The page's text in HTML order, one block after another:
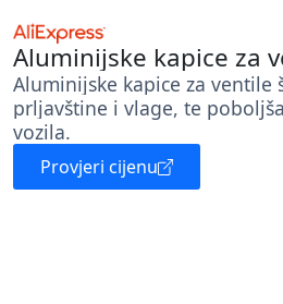
Aluminijske kapice za
Aluminijske kapice za ventile
prljavštine i vlage, te
vozila.
Provjeri cijenu